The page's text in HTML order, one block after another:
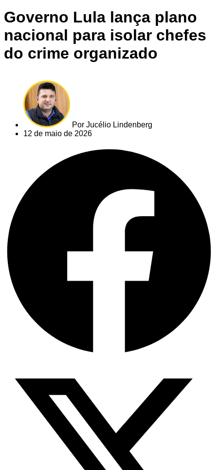
Governo Lula lança plano
nacional para isolar chefes
do crime organizado
Por Jucélio Lindenberg
12 de maio de 2026